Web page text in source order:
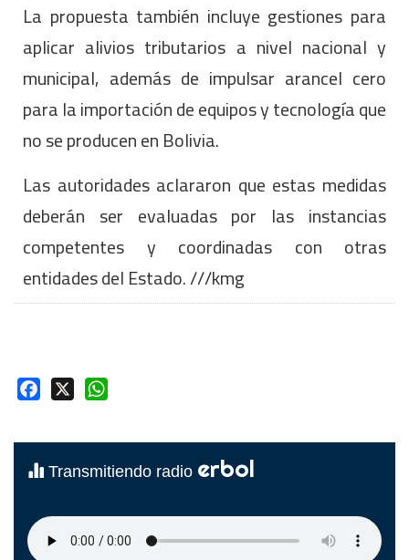
La propuesta también incluye gestiones para
aplicar alivios tributarios a nivel nacional y
municipal, además de impulsar arancel cero
para la importación de equipos y tecnología que
no se producen en Bolivia.
Las autoridades aclararon que estas medidas
deberán ser evaluadas por las instancias
competentes y coordinadas con otras
entidades del Estado. ///kmg
Facebook
Transmitiendo radio erbol